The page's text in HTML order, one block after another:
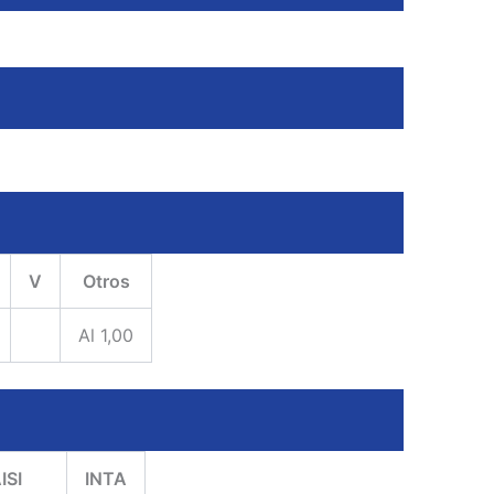
V Otros
Al 1,00
INTA